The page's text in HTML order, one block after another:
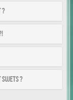
?
sujets ?